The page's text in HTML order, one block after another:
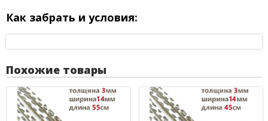
Как забрать и условия:
Похожие товары